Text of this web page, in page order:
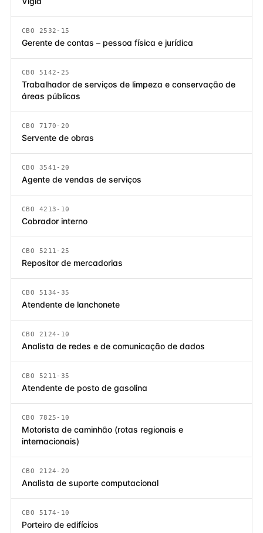
CBO 2532-15
Gerente de contas – pessoa física e jurídica
CBO 5142-25
Trabalhador de serviços de limpeza e conservação de
áreas públicas
CBO 7170-20
Servente de obras
CBO 3541-20
Agente de vendas de serviços
CBO 4213-10
Cobrador interno
CBO 5211-25
Repositor de mercadorias
CBO 5134-35
Atendente de lanchonete
CBO 2124-10
Analista de redes e de comunicação de dados
CBO 5211-35
Atendente de posto de gasolina
CBO 7825-10
Motorista de caminhão (rotas regionais e
internacionais)
CBO 2124-20
Analista de suporte computacional
CBO 5174-10
Porteiro de edifícios